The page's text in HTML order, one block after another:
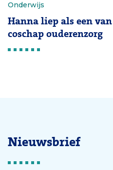
Onderwijs
Hanna liep als een
coschap ouderenzorg
Nieuwsbrief